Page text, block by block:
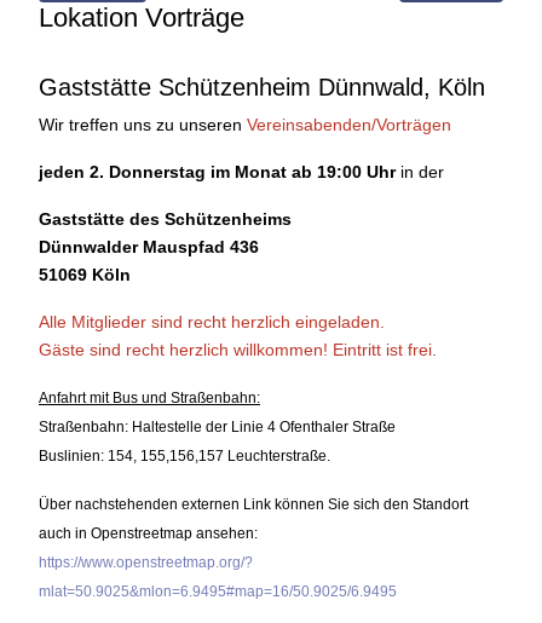
Lokation Vorträge
Gaststätte Schützenheim Dünnwald, Köln
Wir treffen uns zu unseren Vereinsabenden/Vorträgen
jeden 2. Donnerstag im Monat ab 19:00 Uhr in der
Gaststätte des Schützenheims
Dünnwalder Mauspfad 436
51069 Köln
Alle Mitglieder sind recht herzlich eingeladen.
Gäste sind recht herzlich willkommen! Eintritt ist frei.
Anfahrt mit Bus und Straßenbahn:
Straßenbahn: Haltestelle der Linie 4 Ofenthaler Straße
Buslinien: 154, 155,156,157 Leuchterstraße.
Über nachstehenden externen Link können Sie sich den Standort
auch in Openstreetmap ansehen:
https://www.openstreetmap.org/?
mlat=50.9025&mlon=6.9495#map=16/50.9025/6.9495